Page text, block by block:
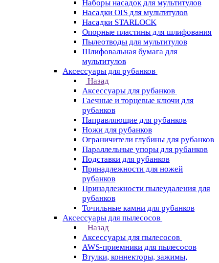
Наборы насадок для мультитулов
Насадки OIS для мультитулов
Насадки STARLOCK
Опорные пластины для шлифования
Пылеотводы для мультитулов
Шлифовальная бумага для
мультитулов
Аксессуары для рубанков
Назад
Аксессуары для рубанков
Гаечные и торцевые ключи для
рубанков
Направляющие для рубанков
Ножи для рубанков
Ограничители глубины для рубанков
Параллельные упоры для рубанков
Подставки для рубанков
Принадлежности для ножей
рубанков
Принадлежности пылеудаления для
рубанков
Точильные камни для рубанков
Аксессуары для пылесосов
Назад
Аксессуары для пылесосов
AWS-приемники для пылесосов
Втулки, коннекторы, зажимы,